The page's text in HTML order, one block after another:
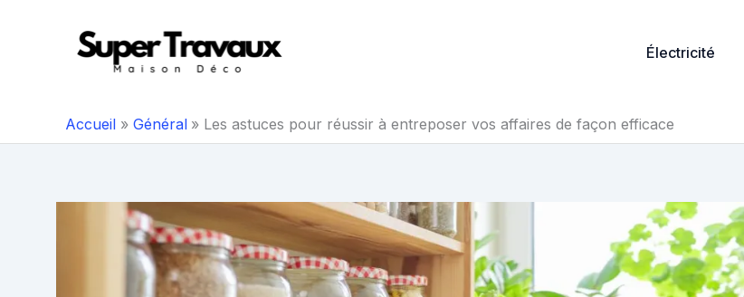
Électricité
Accueil Général Les astuces pour réussir à entreposer vos affaires de façon efficace